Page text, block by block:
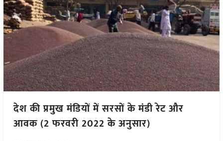
देश की प्रमुख मंडियों में सरसों के मंडी रेट और
आवक (2 फरवरी 2022 के अनुसार)